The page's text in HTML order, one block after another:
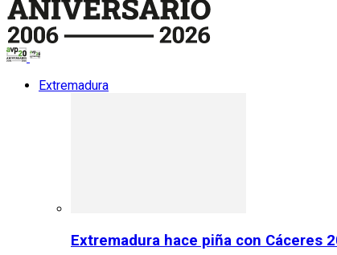
Extremadura
Extremadura hace piña con Cáceres